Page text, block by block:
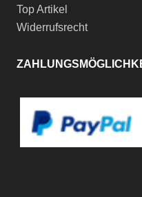
Top Artikel
Widerrufsrecht